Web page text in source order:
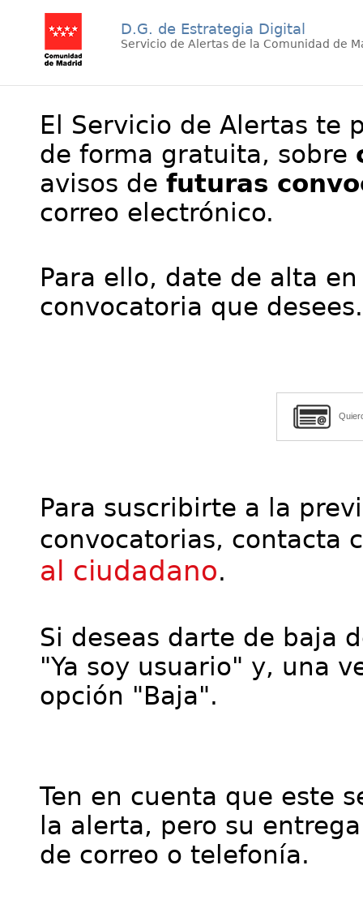
D.G. de Estrategia Digital
Servicio de Alertas de la Comunidad de
El Servicio de Alertas te
de forma gratuita, sobre
avisos de futuras
correo electrónico.
Para ello, date de alta
convocatoria que desees.
Para suscribirte a la
convocatorias, contacta
al ciudadano.
Si deseas darte de baja
"Ya soy usuario" y, una
opción "Baja".
Ten en cuenta que este
la alerta, pero su
de correo o telefonía.